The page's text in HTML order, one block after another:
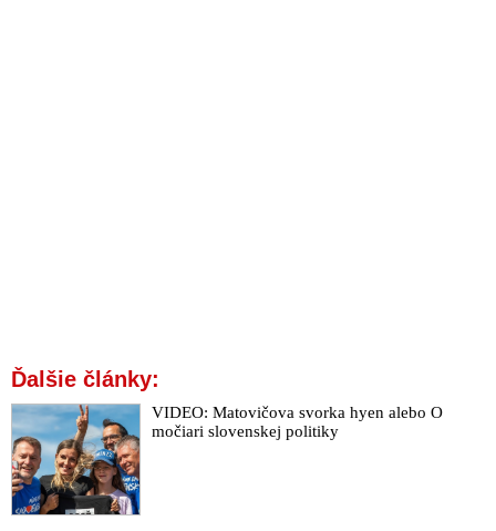
Ďalšie články:
VIDEO: Matovičova svorka hyen alebo O
močiari slovenskej politiky